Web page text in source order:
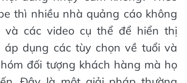
thì nhiều nhà quảng cáo không
và các video cụ thể để hiển thị
áp dụng các tùy chọn về tuổi và
đối tượng khách hàng mà họ